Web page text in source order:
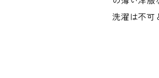
洗濯は不可